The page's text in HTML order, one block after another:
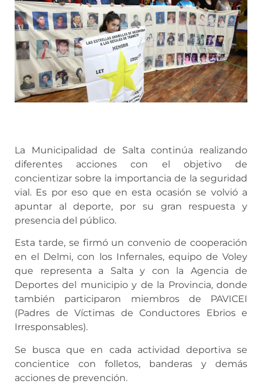
La Municipalidad de Salta continúa realizando
diferentes acciones con el objetivo de
concientizar sobre la importancia de la seguridad
vial. Es por eso que en esta ocasión se volvió a
apuntar al deporte, por su gran respuesta y
presencia del público.
Esta tarde, se firmó un convenio de cooperación
en el Delmi, con los Infernales, equipo de Voley
que representa a Salta y con la Agencia de
Deportes del municipio y de la Provincia, donde
también participaron miembros de PAVICEI
(Padres de Víctimas de Conductores Ebrios e
Irresponsables).
Se busca que en cada actividad deportiva se
concientice con folletos, banderas y demás
acciones de prevención.